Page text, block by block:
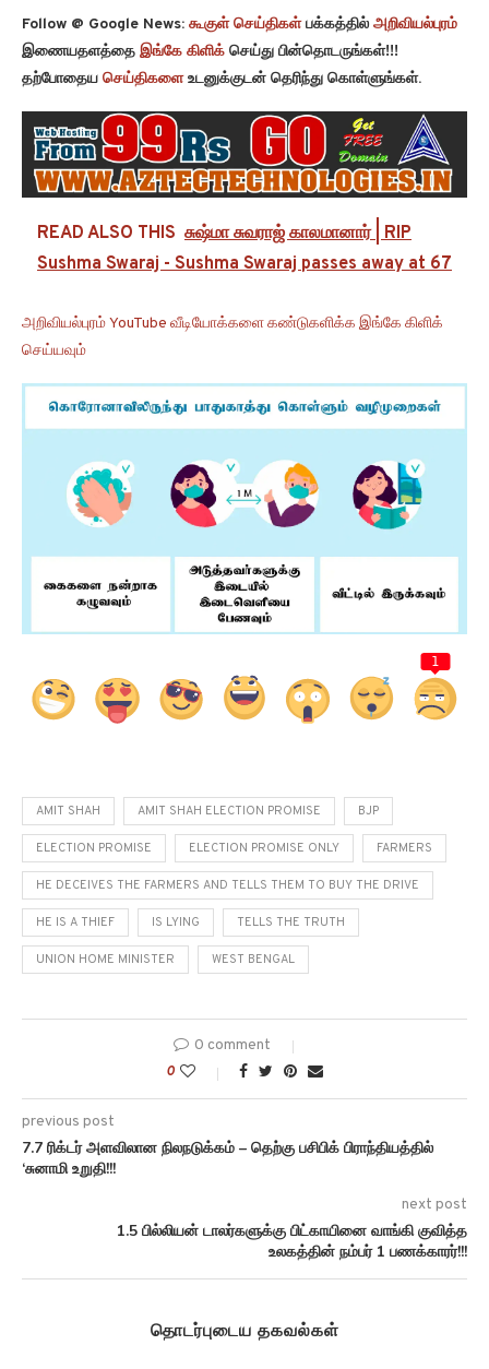
Follow @ Google News: கூகுள் செய்திகள்பக்கத்தில் அறிவியல்புரம்
இணையதளத்தை இங்கே கிளிக் செய்து பின்தொடருங்கள்!!!
தற்போதைய செய்திகளைஉடனுக்குடன் தெரிந்து கொள்ளுங்கள்.
READ ALSO THIS சுஷ்மா சுவராஜ் காலமானார் | RIP
Sushma Swaraj - Sushma Swaraj passes away at 67
அறிவியல்புரம் YouTube வீடியோக்களை கண்டுகளிக்க இங்கே கிளிக்
செய்யவும்
1
AMIT SHAH AMIT SHAH ELECTION PROMISE BJP
ELECTION PROMISE ELECTION PROMISE ONLY FARMERS
HE DECEIVES THE FARMERS AND TELLS THEM TO BUY THE DRIVE
HE IS A THIEF IS LYING TELLS THE TRUTH
UNION HOME MINISTER WEST BENGAL
0 comment
0
previous post
7.7 ரிக்டர் அளவிலான நிலநடுக்கம் – தெற்கு பசிபிக் பிராந்தியத்தில்
‘சுனாமி உறுதி!!!
next post
1.5 பில்லியன் டாலர்களுக்கு பிட்காயினை வாங்கி குவித்த
உலகத்தின் நம்பர் 1 பணக்காரர்!!!
தொடர்புடைய தகவல்கள்